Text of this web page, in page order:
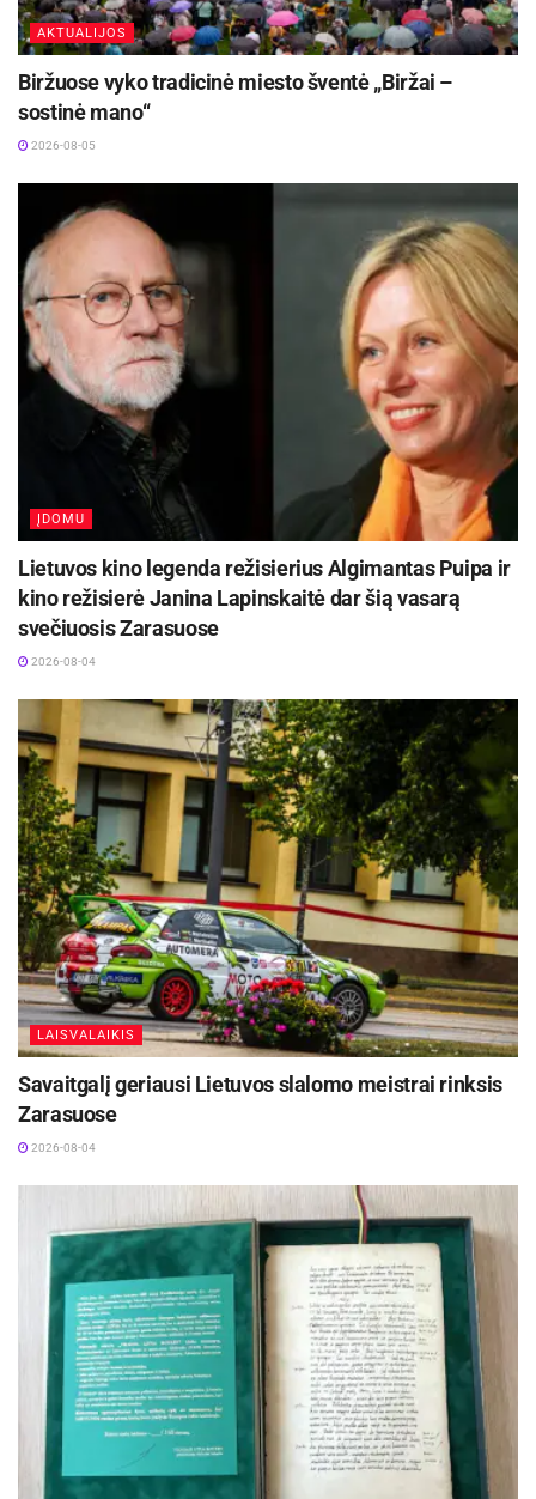
Įėjimas:atviras visiems, pasiėmusiems gerą
nuotaiką!
AKTUALIJOS
Biržuose vyko tradicinė miesto šventė „Biržai –
sostinė mano“
2026-08-05
ĮDOMU
Lietuvos kino legenda režisierius Algimantas Puipa ir
kino režisierė Janina Lapinskaitė dar šią vasarą
svečiuosis Zarasuose
2026-08-04
LAISVALAIKIS
Savaitgalį geriausi Lietuvos slalomo meistrai rinksis
Zarasuose
2026-08-04